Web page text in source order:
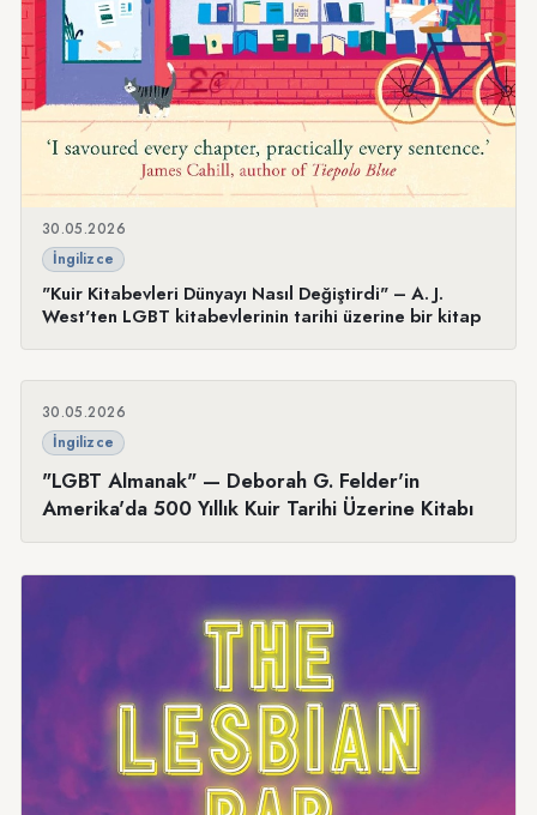
30.05.2026
İngilizce
"Kuir Kitabevleri Dünyayı Nasıl Değiştirdi" – A. J.
West'ten LGBT kitabevlerinin tarihi üzerine bir kitap
30.05.2026
İngilizce
"LGBT Almanak" — Deborah G. Felder'in
Amerika'da 500 Yıllık Kuir Tarihi Üzerine Kitabı